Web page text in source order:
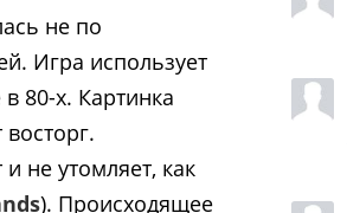
не по
Игра использует
80-х. Картинка
не утомляет, как
). Происходящее